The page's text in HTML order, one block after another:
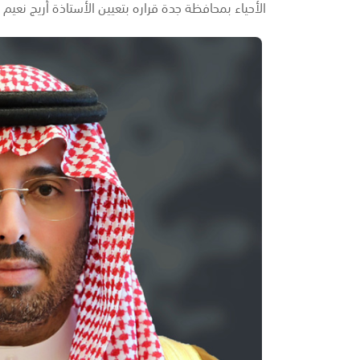
الأحياء بمحافظة جدة قراره بتعيين الأستاذة أريج نعيم